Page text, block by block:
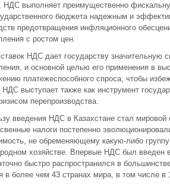
НДС выполняет преимущественно
бюджета надежным и
предотвращения инфляционного
с ростом цен.
НДС дает государству
и основной целью его применения в
платежеспособного спроса, чтобы
выступает также как инструмент
перепроизводства.
введения НДС в Казахстане стал мировой
налоги постепенно
не обременяющему какую-либо
хозяйстве. Впервые НДС был введен
быстро распространился в
в более чем 43 странах мира, в том числе